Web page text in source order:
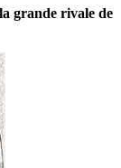
grande rivale de